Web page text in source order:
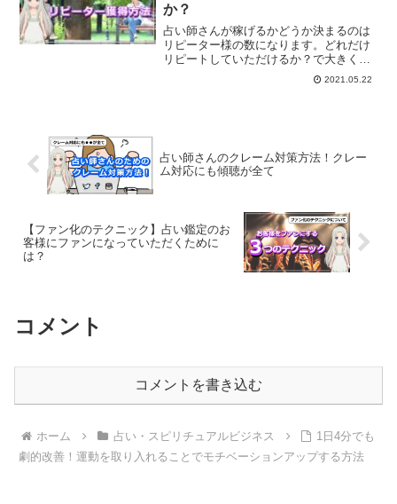
か？
占い師さんが稼げるかどうか決まるのは
リピーター様の数になります。どれだけ
リピートしていただけるか？で大きく変
わって行きます。今回は占い師さんがリ
ピーターを獲得できる伝え方をご紹介し
2021.05.22
占い師さんのクレーム対策方法！クレー
ム対応にも傾聴が全て
【ファン化のテクニック】占い鑑定のお
客様にファンになっていただくために
は？
コメント
コメントを書き込む
ホーム 占い・スピリチュアルビジネス
1日4分でも
劇的改善！運動を取り入れることでモチベーションアップする方法